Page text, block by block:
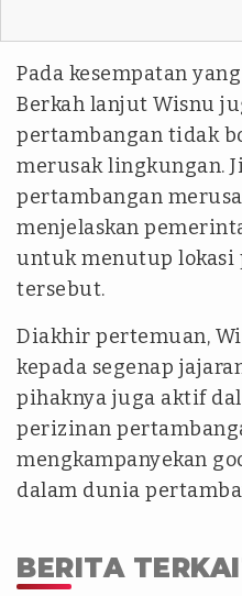
Pada kesempatan
Berkah lanjut Wisnu
pertambangan tidak
merusak lingkungan.
pertambangan
menjelaskan
untuk menutup lokasi
tersebut.
Diakhir pertemuan,
kepada segenap
pihaknya juga aktif
perizinan
mengkampanyekan
dalam dunia
BERITA